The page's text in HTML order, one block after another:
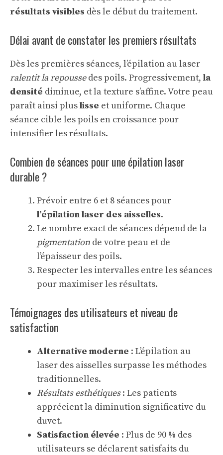
résultats visibles dès le début du traitement.
Délai avant de constater les premiers résultats
Dès les premières séances, l’épilation au laser
ralentit la repoussedes poils. Progressivement, la
densité diminue, et la texture s’affine. Votre peau
paraît ainsi pluslisse et uniforme. Chaque
séance cible les poils en croissance pour
intensifier les résultats.
Combien de séances pour une épilation laser
durable ?
Prévoir entre 6 et 8 séances pour
l’épilation laser des aisselles.
Le nombre exact de séances dépend de la
pigmentation de votre peau et de
l’épaisseur des poils.
Respecter les intervalles entre les séances
pour maximiser les résultats.
Témoignages des utilisateurs et niveau de
satisfaction
Alternative moderne : L’épilation au
laser des aisselles surpasse les méthodes
traditionnelles.
Résultats esthétiques: Les patients
apprécient la diminution significative du
duvet.
Satisfaction élevée : Plus de 90 % des
utilisateurs se déclarent satisfaits du